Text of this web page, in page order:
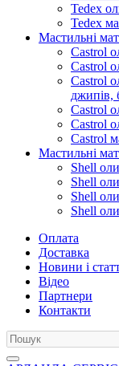
Tedex
Tedex
Мастильні
Castrol
Castrol
Castrol
джипів,
Castrol
Castrol
Castrol
Мастильні
Shell
Shell
Shell
Shell
Оплата
Доставка
Новини і
Відео
Партнери
Контакти